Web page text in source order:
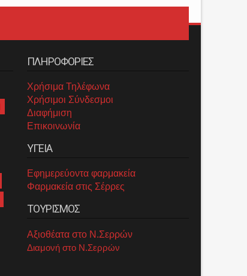
ΠΛΗΡΟΦΟΡΙΕΣ
Χρήσιμα Τηλέφωνα
Χρήσιμοι Σύνδεσμοι
Διαφήμιση
Επικοινωνία
ΥΓΕΙΑ
Εφημερεύοντα φαρμακεία
Φαρμακεία στις Σέρρες
ΤΟΥΡΙΣΜΟΣ
Αξιοθέατα στο Ν.Σερρών
Διαμονή στο Ν.Σερρών